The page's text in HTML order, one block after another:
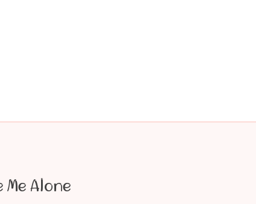
Alone